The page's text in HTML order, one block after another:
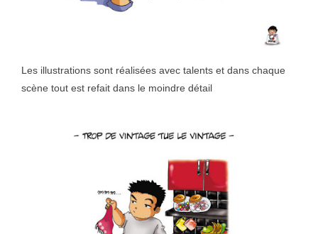
Les illustrations sont réalisées avec talents et dans chaque
scène tout est refait dans le moindre détail